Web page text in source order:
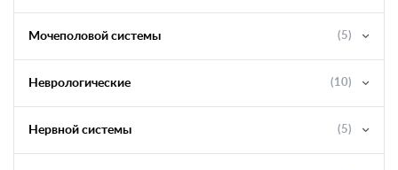
Мочеполовой системы (5)
Неврологические (10)
Нервной системы (5)